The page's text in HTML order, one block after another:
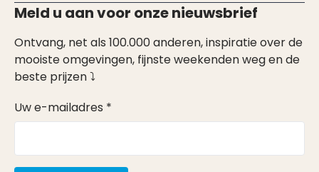
Meld u aan voor onze nieuwsbrief
Ontvang, net als 100.000 anderen, inspiratie over de
mooiste omgevingen, fijnste weekenden weg en de
beste prijzen ⤵
Uw e-mailadres *